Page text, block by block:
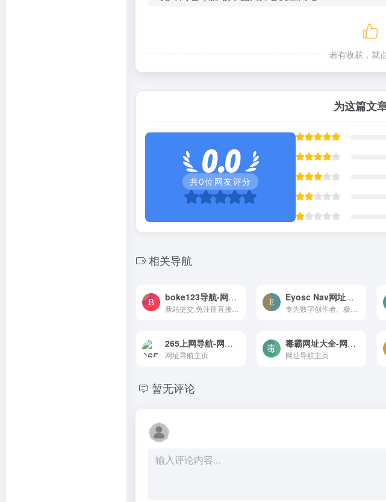
若有收获，就
为这篇文
0.0
共0位网友评分
相关导航
boke123导航-网站目录平台 Eyosc Nav网址导航
265上网导航-网址导航主页
网址导航主页
毒霸网址大全-网址导航主页
网址导航主页
暂无评论